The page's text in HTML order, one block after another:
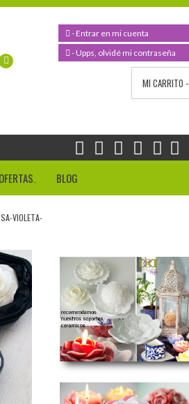
- Entrar en mi cuenta
- Upps, olvidé mi contraseña
MI CARRITO -
OFERTAS. BLOG
VIOLETA-